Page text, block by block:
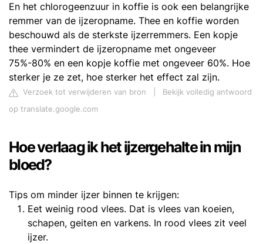
En het chlorogeenzuur in koffie is ook een belangrijke
remmer van de ijzeropname. Thee en koffie worden
beschouwd als de sterkste ijzerremmers. Een kopje
thee vermindert de ijzeropname met ongeveer
75%-80% en een kopje koffie met ongeveer 60%. Hoe
sterker je ze zet, hoe sterker het effect zal zijn.
Verzoek tot verwijderen van bron
Bekijk volledig antwoord
op translate.google.com
Hoe verlaag ik het ijzergehalte in mijn
bloed?
Tips om minder ijzer binnen te krijgen:
Eet weinig rood vlees. Dat is vlees van koeien,
schapen, geiten en varkens. In rood vlees zit veel
ijzer.